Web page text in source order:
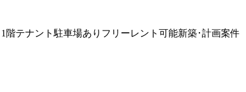
1階テナント 駐車場あり フリーレント可能新築･計画案件